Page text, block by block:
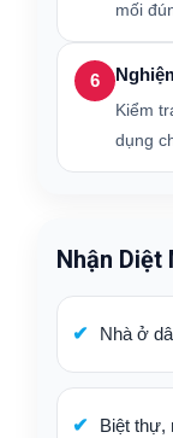
mối
6
Kiểm
dụng
Nhận Diệt
Nhà ở
Biệt thự,